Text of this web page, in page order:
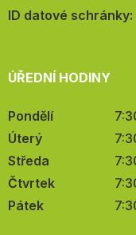
mail:
ID datové schránky:
ÚŘEDNÍ HODINY
Pondělí
Úterý
Středa
Čtvrtek
Pátek